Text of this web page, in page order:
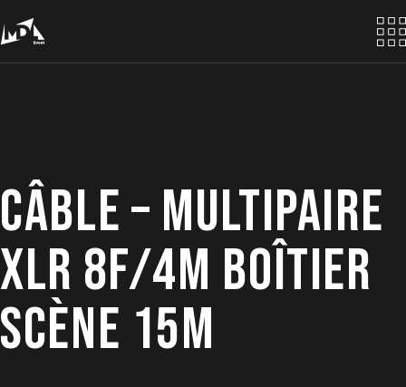
the
content
CÂBLE – MULTIPAIRE
XLR 8F/4M BOÎTIER
SCÈNE 15M